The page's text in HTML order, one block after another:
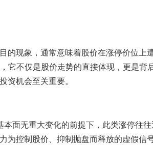
的现象，通常意味着股价在涨停价位上
它不仅是股价走势的直接体现，更是背
资机会至关重要。
本面无重大变化的前提下，此类涨停往往
为控制股价、抑制抛盘而释放的虚假信